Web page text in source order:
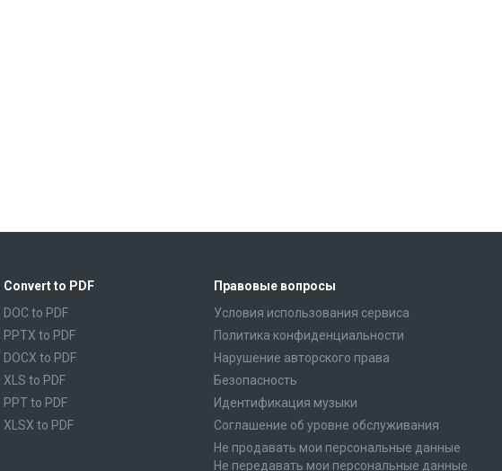
Convert to PDF
DOC to PDF
PPTX to PDF
DOCX to PDF
XLS to PDF
PPT to PDF
XLSX to PDF
Правовые вопросы
Условия использования сервиса
Политика конфиденциальности
Нарушение авторского права
Безопасность
Идентификация музыки
Соглашение об уровне обслуживания
Не продавать мои персональные данные
Не передавать мои персональные данные